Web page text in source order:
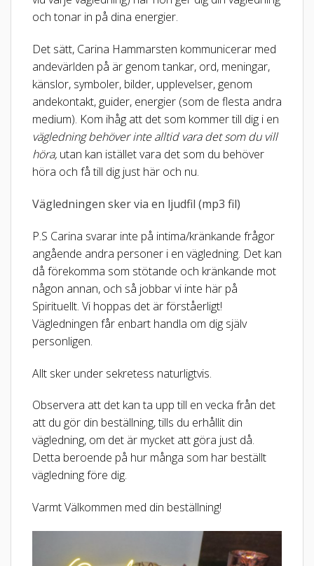
och tonar in på dina energier.
Det sätt, Carina Hammarsten kommunicerar med
andevärlden på är genom tankar, ord, meningar,
känslor, symboler, bilder, upplevelser, genom
andekontakt, guider, energier (som de flesta andra
medium). Kom ihåg att det som kommer till dig i en
vägledning behöver inte alltid vara det som du vill
höra, utan kan istället vara det som du behöver
höra och få till dig just här och nu.
Vägledningen sker via en ljudfil (mp3 fil)
P.S Carina svarar inte på intima/kränkande frågor
angående andra personer i en vägledning. Det kan
då förekomma som stötande och kränkande mot
någon annan, och så jobbar vi inte här på
Spirituellt. Vi hoppas det är förståerligt!
Vägledningen får enbart handla om dig själv
personligen.
Allt sker under sekretess naturligtvis.
Observera att det kan ta upp till en vecka från det
att du gör din beställning, tills du erhållit din
vägledning, om det är mycket att göra just då.
Detta beroende på hur många som har beställt
vägledning före dig.
Varmt Välkommen med din beställning!